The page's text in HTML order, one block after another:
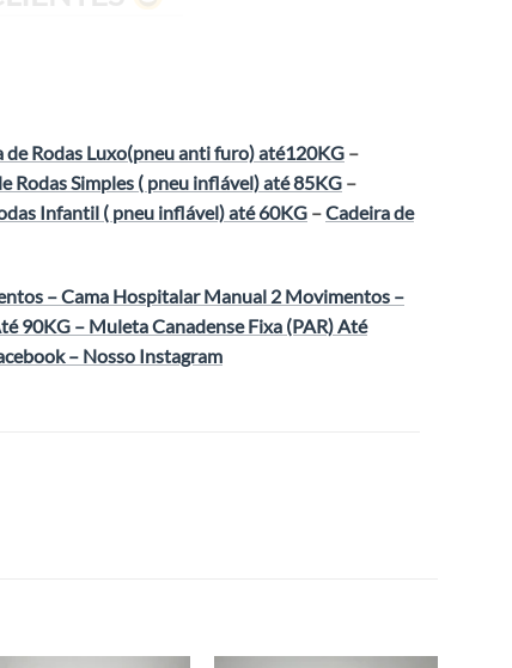
de Rodas Luxo(pneu anti furo) até120KG –
Rodas Simples ( pneu inflável) até 85KG –
Infantil ( pneu inflável) até 60KG –Cadeira de
–Cama Hospitalar Manual 2 Movimentos –
90KG – Muleta Canadense Fixa (PAR) Até
– Nosso Instagram